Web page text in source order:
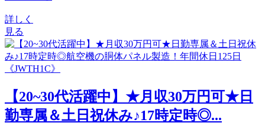
詳しく
見る
【20~30代活躍中】★月収30万円可★日
勤専属＆土日祝休み♪17時定時◎...